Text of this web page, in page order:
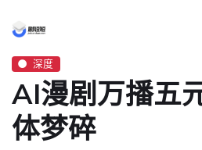
深度
AI漫剧万播五
体梦碎